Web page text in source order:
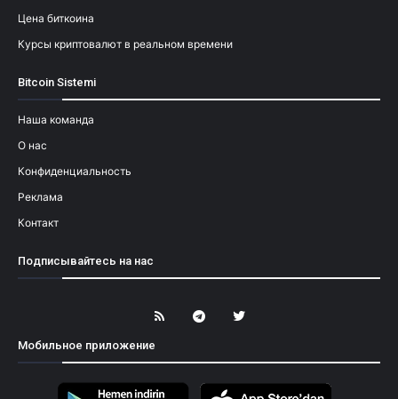
Цена биткоина
Курсы криптовалют в реальном времени
Bitcoin Sistemi
Наша команда
О нас
Конфиденциальность
Реклама
Контакт
Подписывайтесь на нас
Мобильное приложение